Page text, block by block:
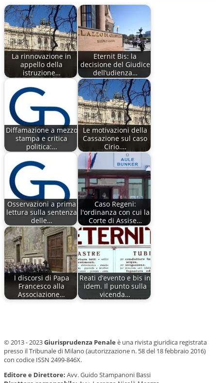
La rinnovazione in
appello della
istruzione…
Eternit Bis: la
decisione del Giudice
dell’udienza…
Diffamazione a mezzo
stampa e critica
politica:…
Le motivazioni della
Cassazione sul caso
Cirio.…
Osservazioni a prima
lettura sulla sentenza
delle…
Caso Regeni:
l'ordinanza con cui la
Corte di Assise…
I discorsi di Papa
Francesco alla
Associazione…
Reati d’evento e bis in
idem. Il punto sulla
vicenda…
© 2013 - 2023Giurisprudenza Penale è una rivista giuridica registrata
presso il Tribunale di Milano (autorizzazione n. 58 del 18 febbraio 2016)
con codice ISSN 2499-846X.
Editore e Direttore: Avv. Guido Stampanoni Bassi